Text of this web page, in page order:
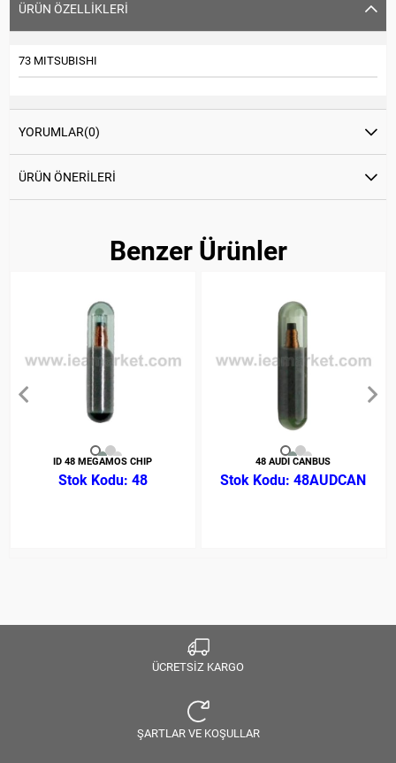
ÜRÜN ÖZELLIKLERI
73 MITSUBISHI
YORUMLAR(0)
ÜRÜN ÖNERILERI
Benzer Ürünler
ID 48 MEGAMOS CHIP
48
48 AUDI CANBUS
48AUDCAN
ÜCRETSİZ KARGO
ŞARTLAR VE KOŞULLAR